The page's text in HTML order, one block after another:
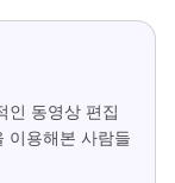
인 동영상 편집
이용해본 사람들